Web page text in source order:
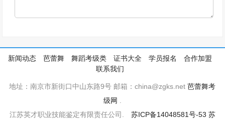
新闻动态 芭蕾舞 舞蹈考级类 证书大全 学员报名
合作加盟
联系我们
地址：南京市新街口中山东路9号 邮箱：china@zgks.net芭蕾舞考
级网
江苏英才职业技能鉴定有限责任公司. 苏ICP备14048581号-53 苏